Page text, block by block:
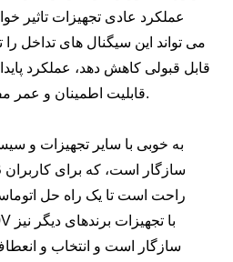
عملکرد عادی تجهیزات تاثیر
قابل قبولی کاهش دهد، عملکرد
قابلیت اطمینان و عمر مفید تجهیزات را بهبود بخشد.
راحت است تا یک راه حل
سازگار است و انتخاب و